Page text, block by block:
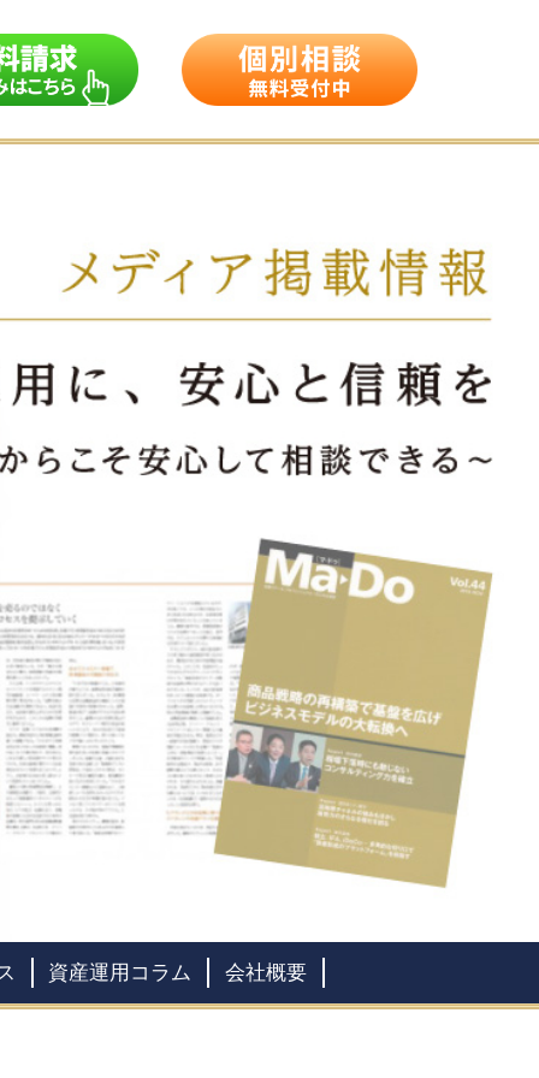
資産運用コラム
会社概要
会社情報
社員紹介
全国拠点案内